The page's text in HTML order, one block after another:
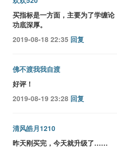
买指标是一方面，主要为了学缠
功底深厚。
2019-08-18 22:35 回复
佛不渡我我自渡
好评！
2019-08-19 23:28 回复
清风皓月1210
昨天刚买完，今天就升级了……